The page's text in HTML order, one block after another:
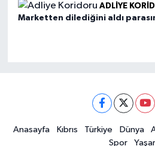
ADLIYE
Marketten dilediğini aldı
Anasayfa Kıbrıs Türkiye Dünya
Spor